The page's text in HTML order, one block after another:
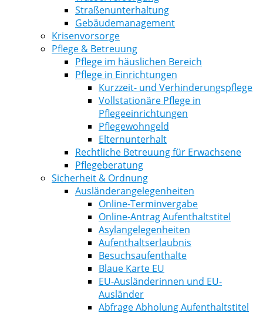
Straßenunterhaltung
Gebäudemanagement
Krisenvorsorge
Pflege & Betreuung
Pflege im häuslichen Bereich
Pflege in Einrichtungen
Kurzzeit- und Verhinderungspflege
Vollstationäre Pflege in
Pflegeeinrichtungen
Pflegewohngeld
Elternunterhalt
Rechtliche Betreuung für Erwachsene
Pflegeberatung
Sicherheit & Ordnung
Ausländerangelegenheiten
Online-Terminvergabe
Online-Antrag Aufenthaltstitel
Asylangelegenheiten
Aufenthaltserlaubnis
Besuchsaufenthalte
Blaue Karte EU
EU-Ausländerinnen und EU-
Ausländer
Abfrage Abholung Aufenthaltstitel